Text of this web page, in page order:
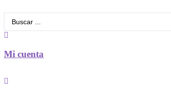
Mi cuenta